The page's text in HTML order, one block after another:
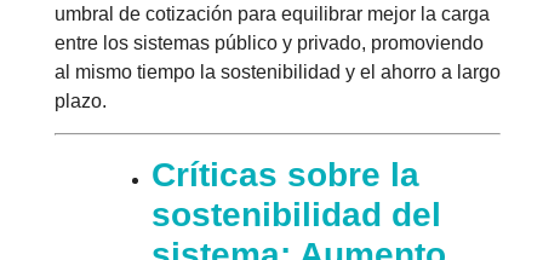
umbral de cotización para equilibrar mejor la carga
entre los sistemas público y privado, promoviendo
al mismo tiempo la sostenibilidad y el ahorro a largo
plazo.
Críticas sobre la
sostenibilidad del